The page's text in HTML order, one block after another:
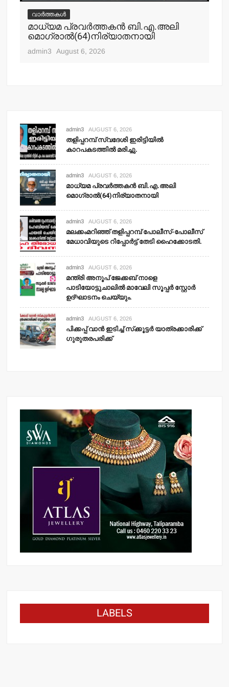
വാർത്തകൾ
മാധ്യമ പ്രവര്‍ത്തകന്‍ ബി.എ.അലി
മൊഗ്രാല്‍(64)നിര്യാതനായി
admin3 August 6, 2026
admin3 AUGUST 6, 2026
തളിപ്പറമ്പ് സ്വദേശി ഇരിട്ടിയില്‍
കാറപകടത്തില്‍ മരിച്ചു.
admin3 AUGUST 6, 2026
മാധ്യമ പ്രവര്‍ത്തകന്‍ ബി.എ.അലി
മൊഗ്രാല്‍(64)നിര്യാതനായി
admin3 AUGUST 6, 2026
മലക്കംമറിഞ്ഞ് തളിപ്പറമ്പ് പോലീസ്-പോലീസ്
മേധാവിയുടെ റിപ്പോര്‍ട്ട് തേടി ഹൈക്കോടതി.
admin3 AUGUST 6, 2026
മന്ത്രി അനൂപ് ജേക്കബ് നാളെ
പാടിയോട്ടുചാലില്‍ മാവേലി സൂപ്പര്‍ സ്റ്റോര്‍
ഉദ്ഘാടനം ചെയ്യും.
admin3 AUGUST 6, 2026
പിക്കപ്പ് വാന്‍ ഇടിച്ച് സ്‌ക്കൂട്ടര്‍ യാത്രക്കാരിക്ക്
ഗുരുതരപരിക്ക്
LABELS